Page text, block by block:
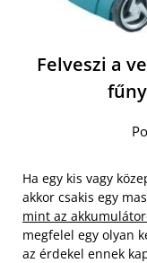
Felveszi a
Ha egy kis vagy
akkor csakis egy
mint az
megfelel egy olyan
az érdekel ennek